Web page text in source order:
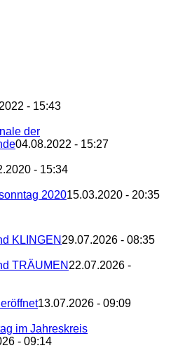
- 15:43
der
04.08.2022 - 15:27
- 15:34
202015.03.2020 - 20:35
KLINGEN 29.07.2026 - 08:35
TRÄUMEN 22.07.2026 -
13.07.2026 - 09:09
im Jahreskreis
- 09:14